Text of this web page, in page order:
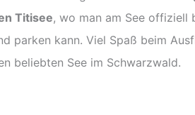
Titisee, wo man am See offiziell
parken kann. Viel Spaß beim
beliebten See im Schwarzwald.